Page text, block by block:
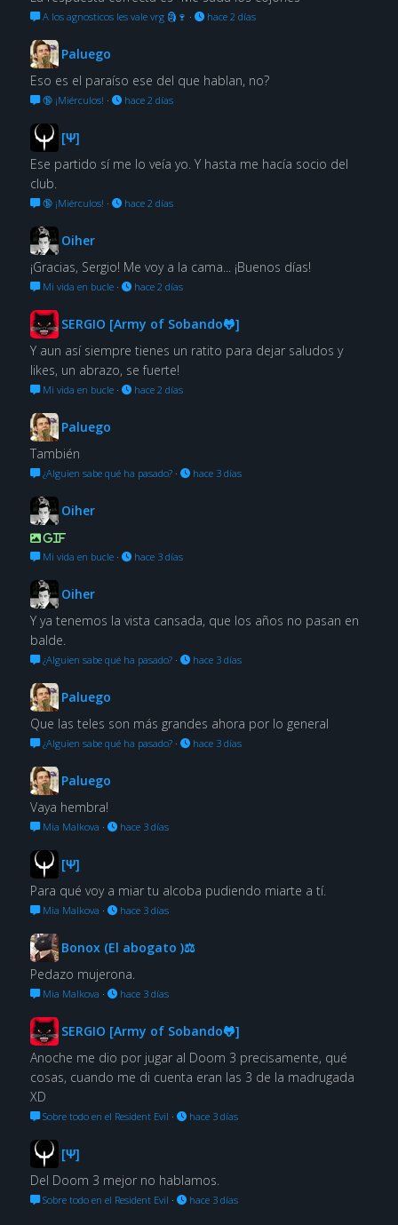
A los agnosticos les vale vrg 🗿🍷 · hace 2 días
Paluego
Eso es el paraíso ese del que hablan, no?
🔞 ¡Miérculos! · hace 2 días
[Ψ]
Ese partido sí me lo veía yo. Y hasta me hacía socio del
club.
🔞 ¡Miérculos! · hace 2 días
Oiher
¡Gracias, Sergio! Me voy a la cama... ¡Buenos días!
Mi vida en bucle· hace 2 días
SERGIO [Army of Sobando🐸]
Y aun así siempre tienes un ratito para dejar saludos y
likes, un abrazo, se fuerte!
Mi vida en bucle· hace 2 días
Paluego
También
¿Alguien sabe qué ha pasado?· hace 3 días
Oiher
GIF
Mi vida en bucle· hace 3 días
Oiher
Y ya tenemos la vista cansada, que los años no pasan en
balde.
¿Alguien sabe qué ha pasado?· hace 3 días
Paluego
Que las teles son más grandes ahora por lo general
¿Alguien sabe qué ha pasado?· hace 3 días
Paluego
Vaya hembra!
Mia Malkova · hace 3 días
[Ψ]
Para qué voy a miar tu alcoba pudiendo miarte a tí.
Mia Malkova · hace 3 días
Bonox (El abogato )⚖
Pedazo mujerona.
Mia Malkova · hace 3 días
SERGIO [Army of Sobando🐸]
Anoche me dio por jugar al Doom 3 precisamente, qué
cosas, cuando me di cuenta eran las 3 de la madrugada
XD
Sobre todo en el Resident Evil · hace 3 días
[Ψ]
Del Doom 3 mejor no hablamos.
Sobre todo en el Resident Evil · hace 3 días